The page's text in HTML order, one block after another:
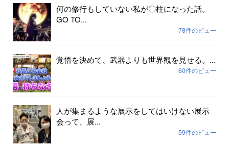
何の修行もしていない私が〇柱になった話。
GO TO...
78件のビュー
覚悟を決めて、武器よりも世界観を見せる。...
60件のビュー
人が集まるような展示をしてはいけない展示
会って、展...
59件のビュー